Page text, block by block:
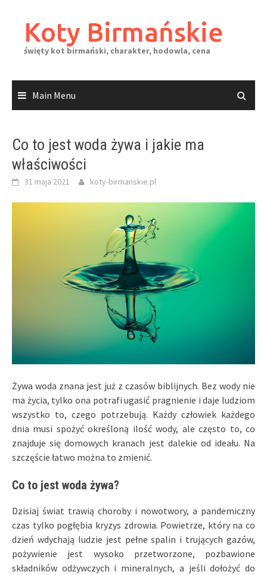
contentKoty Birmańskie
święty kot birmański, charakter, hodowla, cena
Main Menu
Co to jest woda żywa i jakie ma
właściwości
31 maja 2021 koty-birmanskie.pl
Żywa woda znana jest już z czasów biblijnych. Bez wody nie
ma życia, tylko ona potrafi ugasić pragnienie i daje ludziom
wszystko to, czego potrzebują. Każdy człowiek każdego
dnia musi spożyć określoną ilość wody, ale często to, co
znajduje się domowych kranach jest dalekie od ideału. Na
szczęście łatwo można to zmienić.
Co to jest woda żywa?
Dzisiaj świat trawią choroby i nowotwory, a pandemiczny
czas tylko pogłębia kryzys zdrowia. Powietrze, który na co
dzień wdychają ludzie jest pełne spalin i trujących gazów,
pożywienie jest wysoko przetworzone, pozbawione
składników odżywczych i mineralnych, a jeśli dołożyć do